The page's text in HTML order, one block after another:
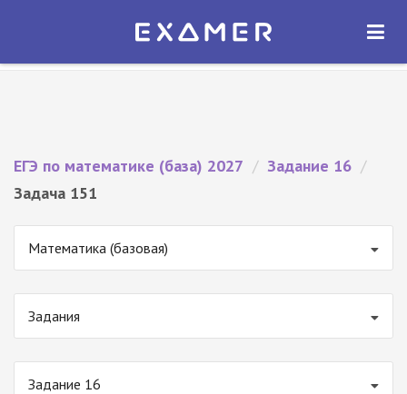
Экзамер — ЕГЭ 2027
ОТКРЫТЬ
ЕГЭ по математике (база) 2027 / Задание 16 /
Задача 151
Математика (базовая)
Задания
Задание 16